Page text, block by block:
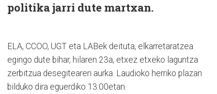
politika jarri dute martxan.
ELA, CCOO, UGT eta LABek deituta, elkarretaratzea
egingo dute bihar, hilaren 23a, etxez etxeko laguntza
zerbitzua desegitearen aurka. Laudioko herriko plazan
bilduko dira eguerdiko 13:00etan.